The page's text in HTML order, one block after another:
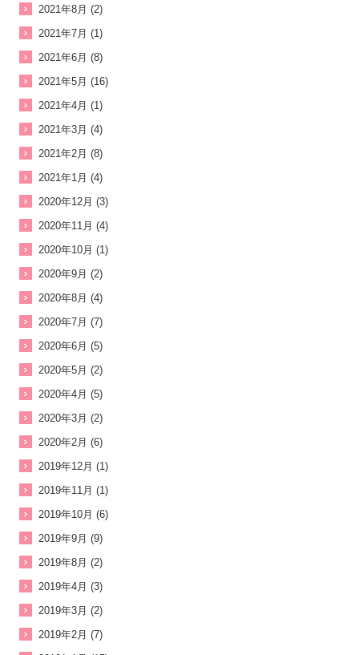
2021年8月 (2)
2021年7月 (1)
2021年6月 (8)
2021年5月 (16)
2021年4月 (1)
2021年3月 (4)
2021年2月 (8)
2021年1月 (4)
2020年12月 (3)
2020年11月 (4)
2020年10月 (1)
2020年9月 (2)
2020年8月 (4)
2020年7月 (7)
2020年6月 (5)
2020年5月 (2)
2020年4月 (5)
2020年3月 (2)
2020年2月 (6)
2019年12月 (1)
2019年11月 (1)
2019年10月 (6)
2019年9月 (9)
2019年8月 (2)
2019年4月 (3)
2019年3月 (2)
2019年2月 (7)